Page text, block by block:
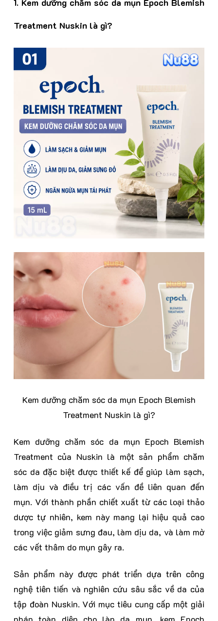
1. Kem dưỡng chăm sóc da mụn Epoch Blemish
Treatment Nuskin là gì?
Kem dưỡng chăm sóc da mụn Epoch Blemish
Treatment Nuskin là gì?
Kem dưỡng chăm sóc da mụn Epoch Blemish
Treatment của Nuskin là một sản phẩm chăm
sóc da đặc biệt được thiết kế để giúp làm sạch,
làm dịu và điều trị các vấn đề liên quan đến
mụn. Với thành phần chiết xuất từ các loại thảo
dược tự nhiên, kem này mang lại hiệu quả cao
trong việc giảm sưng đau, làm dịu da, và làm mờ
các vết thâm do mụn gây ra.
Sản phẩm này được phát triển dựa trên công
nghệ tiên tiến và nghiên cứu sâu sắc về da của
tập đoàn Nuskin. Với mục tiêu cung cấp một giải